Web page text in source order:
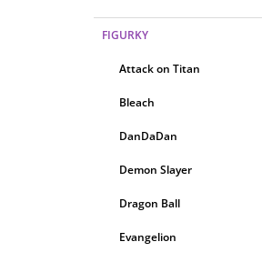
FIGURKY
Attack on Titan
Bleach
DanDaDan
Demon Slayer
Dragon Ball
Evangelion